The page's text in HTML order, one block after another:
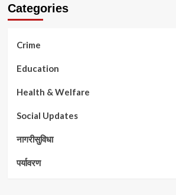
Categories
Crime
Education
Health & Welfare
Social Updates
नागरीसुविधा
पर्यावरण